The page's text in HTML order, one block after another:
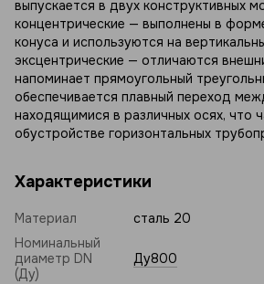
выпускается в двух конструктивных
концентрические — выполнены в
конуса и используются на
эксцентрические — отличаются
напоминает прямоугольный
обеспечивается плавный переход
находящимися в различных осях, что
обустройстве горизонтальных
Характеристики
Материал
сталь 20
Номинальный
диаметр DN
(Ду)
Ду800